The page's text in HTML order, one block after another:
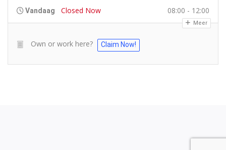
Vandaag Closed Now 08:00 - 12:00
Meer
Own or work here? Claim Now!